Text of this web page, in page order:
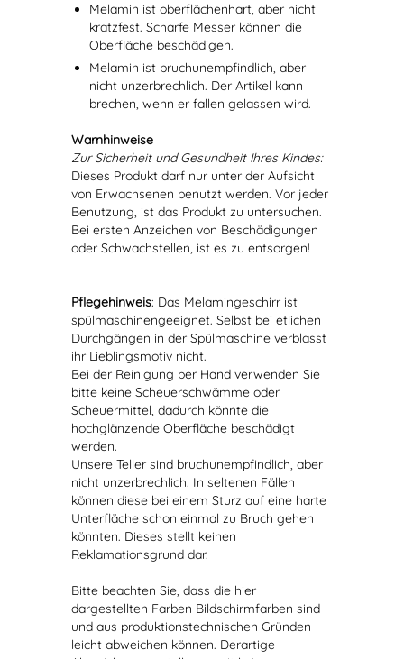
Melamin ist oberflächenhart, aber nicht
kratzfest. Scharfe Messer können die
Oberfläche beschädigen.
Melamin ist bruchunempfindlich, aber
nicht unzerbrechlich. Der Artikel kann
brechen, wenn er fallen gelassen wird.
Warnhinweise
Zur Sicherheit und Gesundheit Ihres Kindes:
Dieses Produkt darf nur unter der Aufsicht
von Erwachsenen benutzt werden. Vor jeder
Benutzung, ist das Produkt zu untersuchen.
Bei ersten Anzeichen von Beschädigungen
oder Schwachstellen, ist es zu entsorgen!
Pflegehinweis: Das Melamingeschirr ist
spülmaschinengeeignet. Selbst bei etlichen
Durchgängen in der Spülmaschine verblasst
ihr Lieblingsmotiv nicht.
Bei der Reinigung per Hand verwenden Sie
bitte keine Scheuerschwämme oder
Scheuermittel, dadurch könnte die
hochglänzende Oberfläche beschädigt
werden.
Unsere Teller sind bruchunempfindlich, aber
nicht unzerbrechlich. In seltenen Fällen
können diese bei einem Sturz auf eine harte
Unterfläche schon einmal zu Bruch gehen
könnten. Dieses stellt keinen
Reklamationsgrund dar.
Bitte beachten Sie, dass die hier
dargestellten Farben Bildschirmfarben sind
und aus produktionstechnischen Gründen
leicht abweichen können. Derartige